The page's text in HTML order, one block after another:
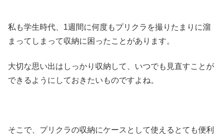
私も学生時代、1週間に何度もプリクラを撮りたまりに溜
まってしまって収納に困ったことがあります。
大切な思い出はしっかり収納して、いつでも見直すことが
できるようにしておきたいものですよね。
そこで、プリクラの収納にケースとして使えるとても便利